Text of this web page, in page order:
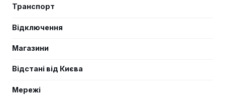
Транспорт
Відключення
Магазини
Відстані від Києва
Мережі